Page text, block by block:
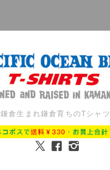
鎌倉生まれ鎌倉育ちのTシャツ